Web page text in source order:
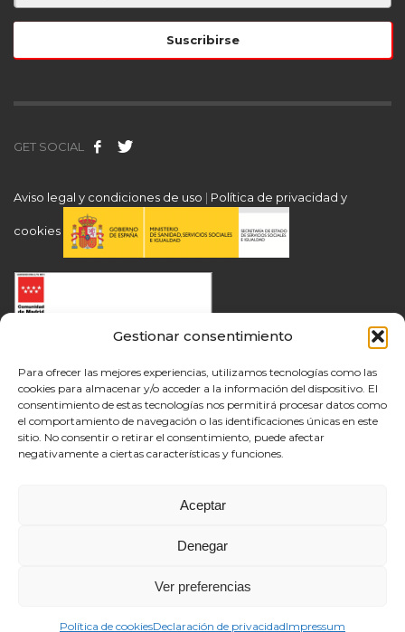
Gestionar consentimiento
Para ofrecer las mejores experiencias, utilizamos tecnologías como las
cookies para almacenar y/o acceder a la información del dispositivo. El
consentimiento de estas tecnologías nos permitirá procesar datos como
el comportamiento de navegación o las identificaciones únicas en este
sitio. No consentir o retirar el consentimiento, puede afectar
negativamente a ciertas características y funciones.
Aceptar
Denegar
Ver preferencias
Política de cookiesDeclaración de privacidadImpressum
GET SOCIAL
Aviso legal y condiciones de uso | Política de privacidad y
cookies